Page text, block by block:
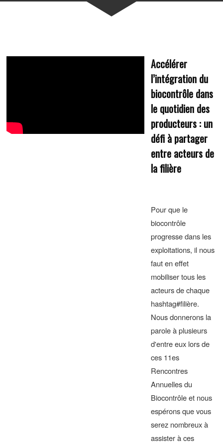
Accélérer
l’intégration du
biocontrôle dans
le quotidien des
producteurs : un
défi à partager
entre acteurs de
la filière
Pour que le
biocontrôle
progresse dans les
exploitations, il nous
faut en effet
mobiliser tous les
acteurs de chaque
hashtag#filière.
Nous donnerons la
parole à plusieurs
d'entre eux lors de
ces 11es
Rencontres
Annuelles du
Biocontrôle et nous
espérons que vous
serez nombreux à
assister à ces